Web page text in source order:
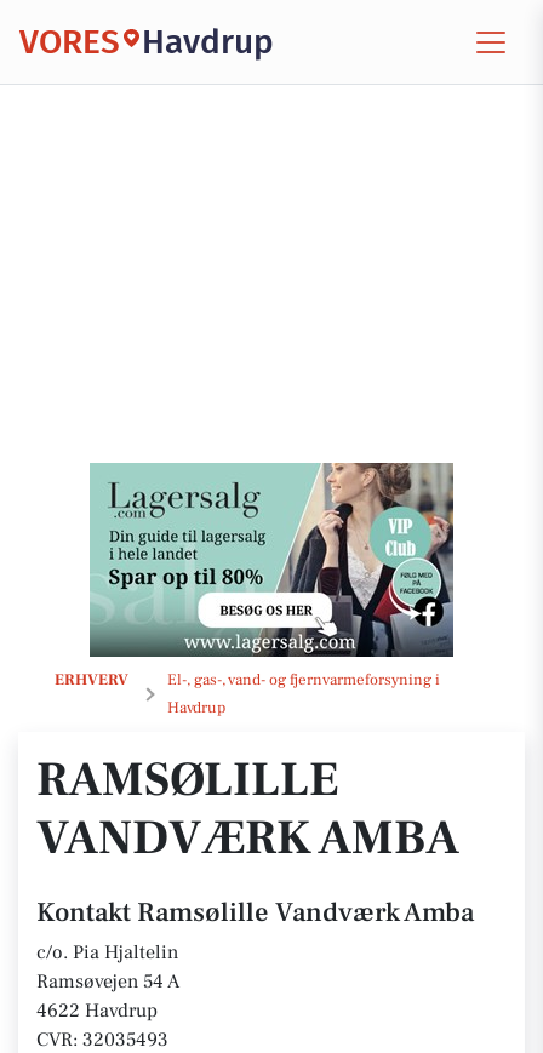
VORES Havdrup
ERHVERV
El-, gas-, vand- og fjernvarmeforsyning i
Havdrup
Ramsølille Vandværk Amba
RAMSØLILLE
VANDVÆRK AMBA
Kontakt Ramsølille Vandværk Amba
c/o. Pia Hjaltelin
Ramsøvejen 54 A
4622 Havdrup
CVR: 32035493